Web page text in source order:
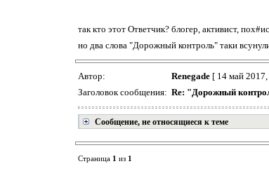
так кто этот Ответчик? блогер, активист,
но два слова "Дорожный контроль" таки
Автор: Renegade [ 14 май
Заголовок сообщения: Re: "Дорожный
Сообщение, не относящиеся к теме
Страница 1 из 1